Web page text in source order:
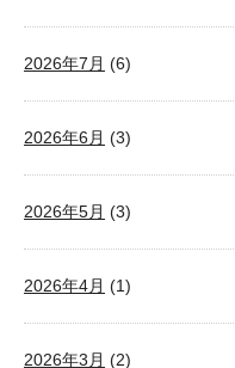
2026年7月 (6)
2026年6月 (3)
2026年5月 (3)
2026年4月 (1)
2026年3月 (2)